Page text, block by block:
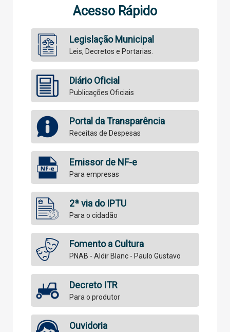
Acesso Rápido
Legislação Municipal
Leis, Decretos e Portarias.
Diário Oficial
Publicações Oficiais
Portal da Transparência
Receitas de Despesas
Emissor de NF-e
Para empresas
2ª via do IPTU
Para o cidadão
Fomento a Cultura
PNAB - Aldir Blanc - Paulo Gustavo
Decreto ITR
Para o produtor
Ouvidoria